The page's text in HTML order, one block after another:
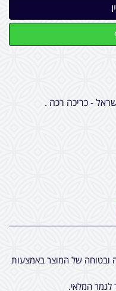
- כריכה רכה .
ובטוחה של המוצר באמצעות
המלאי.